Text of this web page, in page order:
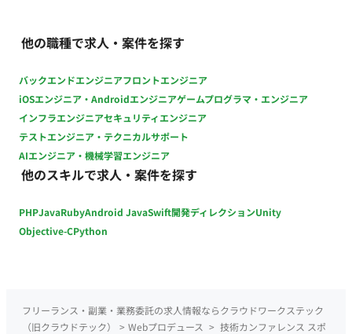
他の職種で求人・案件を探す
バックエンドエンジニアフロントエンジニア
iOSエンジニア・Androidエンジニアゲームプログラマ・エンジニア
インフラエンジニアセキュリティエンジニア
テストエンジニア・テクニカルサポート
AIエンジニア・機械学習エンジニア
他のスキルで求人・案件を探す
PHPJavaRubyAndroid JavaSwift開発ディレクションUnity
Objective-CPython
フリーランス・副業・業務委託の求人情報ならクラウドワークステック
（旧クラウドテック）
> Webプロデュース > 技術カンファレンス スポ